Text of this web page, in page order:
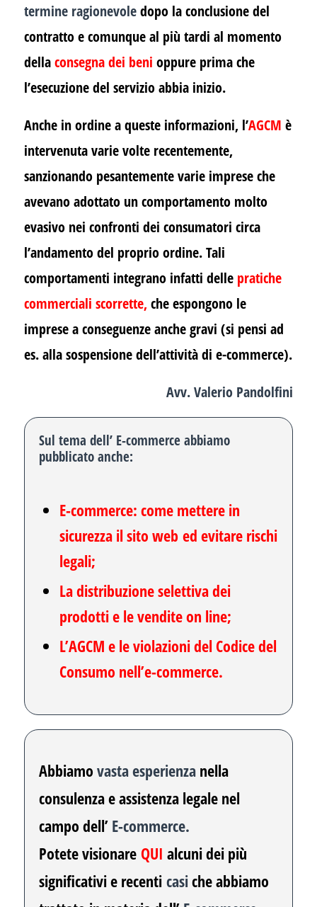
termine ragionevoledopo la conclusione del
contratto e comunque al più tardi al momento
dellaconsegna dei beni oppure prima che
l’esecuzione del servizio abbia inizio.
Anche in ordine a queste informazioni, l’AGCM è
intervenuta varie volte recentemente,
sanzionando pesantemente varie imprese che
avevano adottato un comportamento molto
evasivo nei confronti dei consumatori circa
l’andamento del proprio ordine. Tali
comportamenti integrano infatti delle pratiche
commerciali scorrette,che espongono le
imprese a conseguenze anche gravi (si pensi ad
es. alla sospensione dell’attività di e-commerce).
Avv. Valerio Pandolfini
Sul tema dell’ E-commerce abbiamo
pubblicato anche:
E-commerce: come mettere in
sicurezza il sito web ed evitare rischi
legali;
La distribuzione selettiva dei
prodottie le vendite on line;
L’AGCM e le violazioni del Codice del
Consumo nell’e-commerce.
Abbiamo vasta esperienzanella
consulenza e assistenza legale nel
campo dell’ E-commerce.
Potete visionare QUI alcuni dei più
significativi e recenti casiche abbiamo